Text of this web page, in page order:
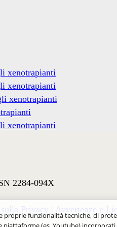
xenotrapianti
xenotrapianti
xenotrapianti
xenotrapianti
2284-094X
Privacy Avvertenze e
proprie funzionalità tecniche, di